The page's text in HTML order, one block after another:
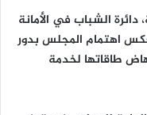
الشباب في الأمانة
اهتمام المجلس بدور
طاقاتها لخدمة